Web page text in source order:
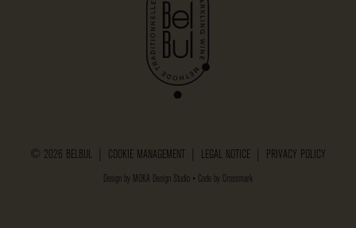
© 2026 BELBUL | COOKIE MANAGEMENT LEGAL NOTICE PRIVACY POLICY
Design by MOKA Design Studio • Code by Crossmark